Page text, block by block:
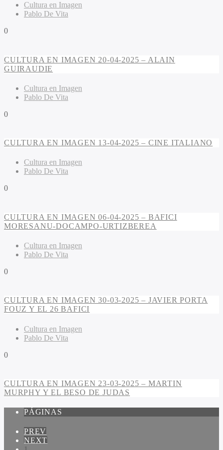
Cultura en Imagen
Pablo De Vita
0
CULTURA EN IMAGEN 20-04-2025 – ALAIN
GUIRAUDIE
Cultura en Imagen
Pablo De Vita
0
CULTURA EN IMAGEN 13-04-2025 – CINE ITALIANO
Cultura en Imagen
Pablo De Vita
0
CULTURA EN IMAGEN 06-04-2025 – BAFICI
MORESANU-DOCAMPO-URTIZBEREA
Cultura en Imagen
Pablo De Vita
0
CULTURA EN IMAGEN 30-03-2025 – JAVIER PORTA
FOUZ Y EL 26 BAFICI
Cultura en Imagen
Pablo De Vita
0
CULTURA EN IMAGEN 23-03-2025 – MARTIN
MURPHY Y EL BESO DE JUDAS
PÁGINAS
PREV
NEXT